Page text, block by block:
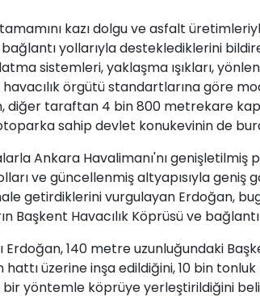
kazı dolgu ve asfalt
yollarıyla desteklediklerini
sistemleri, yaklaşma ışıkları,
havacılık örgütü standartlarına göre
diğer taraftan 4 bin 800 metrekare
sahip devlet konukevinin de
Ankara Havalimanı'nı genişletilmiş
ve güncellenmiş altyapısıyla geniş
getirdiklerini vurgulayan Erdoğan,
Başkent Havacılık Köprüsü ve
Erdoğan, 140 metre uzunluğundaki
hattı üzerine inşa edildiğini, 10 bin
yöntemle köprüye yerleştirildiğini